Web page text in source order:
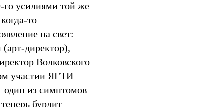
го усилиями той же
то
на свет:
директор),
Волковского
участии ЯГТИ
один из симптомов
бурлит